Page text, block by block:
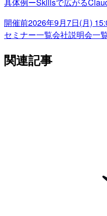
開催前2026年9月7日(月)
セミナー一覧会社説明会一
関連記事